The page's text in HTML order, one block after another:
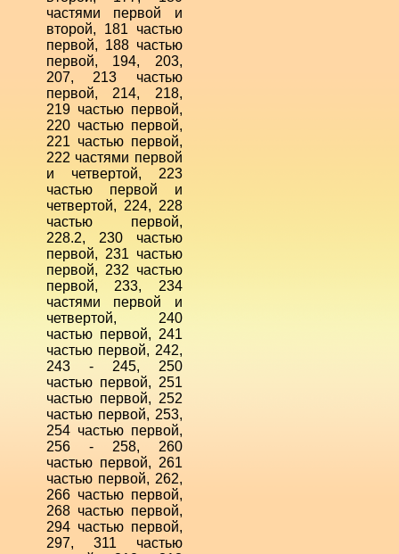
частями первой и
второй, 181 частью
первой, 188 частью
первой, 194, 203,
207, 213 частью
первой, 214, 218,
219 частью первой,
220 частью первой,
221 частью первой,
222 частями первой
и четвертой, 223
частью первой и
четвертой, 224, 228
частью первой,
228.2, 230 частью
первой, 231 частью
первой, 232 частью
первой, 233, 234
частями первой и
четвертой, 240
частью первой, 241
частью первой, 242,
243 - 245, 250
частью первой, 251
частью первой, 252
частью первой, 253,
254 частью первой,
256 - 258, 260
частью первой, 261
частью первой, 262,
266 частью первой,
268 частью первой,
294 частью первой,
297, 311 частью